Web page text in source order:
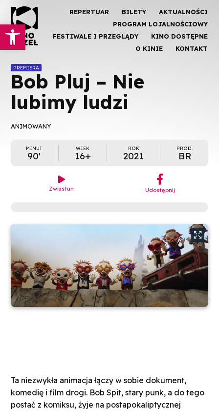
Otwórz pasek narzędzi
REPERTUAR BILETY
AKTUALNOŚCI
PROGRAM LOJALNOŚCIOWY
FESTIWALE I PRZEGLĄDY
KINO DOSTĘPNE
O KINIE
KONTAKT
PREMIERA
Bob Pluj – Nie
lubimy ludzi
ANIMOWANY
MINUT
90'
WIEK
16+
ROK
2021
PROD.
BR

Zwiastun
︁
Udostępnij
Ta niezwykła animacja łączy w sobie dokument,
komedię i film drogi. Bob Spit, stary punk, a do tego
postać z komiksu, żyje na postapokaliptycznej